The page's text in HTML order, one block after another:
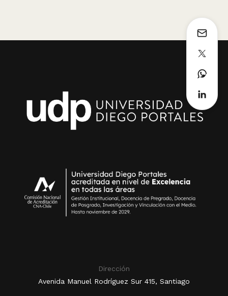
Dirección
Avenida Manuel Rodríguez Sur 415, Santiago